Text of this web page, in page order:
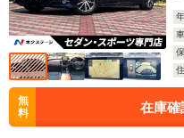
無
料
在庫確